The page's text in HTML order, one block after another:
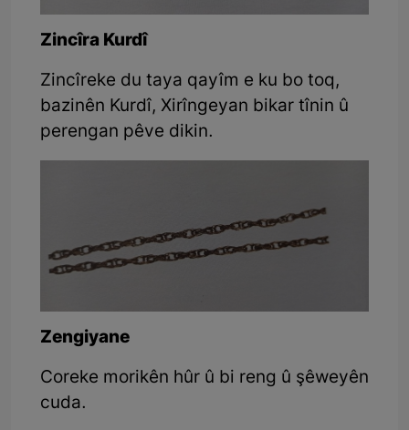
Zincîra Kurdî
Zincîreke du taya qayîm e ku bo toq,
bazinên Kurdî, Xirîngeyan bikar tînin û
perengan pêve dikin.
Zengiyane
Coreke morikên hûr û bi reng û şêweyên
cuda.